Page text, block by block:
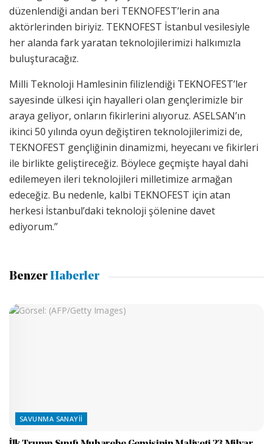
düzenlendiği andan beri TEKNOFEST’lerin ana
aktörlerinden biriyiz. TEKNOFEST İstanbul vesilesiyle
her alanda fark yaratan teknolojilerimizi halkımızla
buluşturacağız.
Milli Teknoloji Hamlesinin filizlendiği TEKNOFEST’ler
sayesinde ülkesi için hayalleri olan gençlerimizle bir
araya geliyor, onların fikirlerini alıyoruz. ASELSAN’ın
ikinci 50 yılında oyun değiştiren teknolojilerimizi de,
TEKNOFEST gençliğinin dinamizmi, heyecanı ve fikirleri
ile birlikte geliştireceğiz. Böylece geçmişte hayal dahi
edilemeyen ileri teknolojileri milletimize armağan
edeceğiz. Bu nedenle, kalbi TEKNOFEST için atan
herkesi İstanbul’daki teknoloji şölenine davet
ediyorum.”
Benzer Haberler
SAVUNMA SANAYII